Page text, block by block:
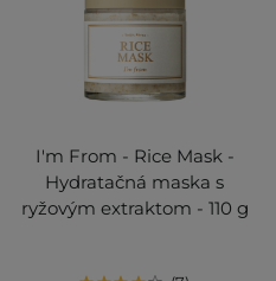
I'm From - Rice Mask -
Hydratačná maska s
ryžovým extraktom - 110 g